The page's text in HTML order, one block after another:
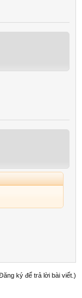
ký để trả lời bài viết.)